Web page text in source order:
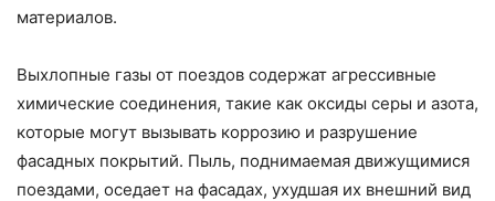
материалов.
Выхлопные газы от поездов содержат агрессивные
химические соединения, такие как оксиды серы и азота,
которые могут вызывать коррозию и разрушение
фасадных покрытий. Пыль, поднимаемая движущимися
поездами, оседает на фасадах, ухудшая их внешний вид